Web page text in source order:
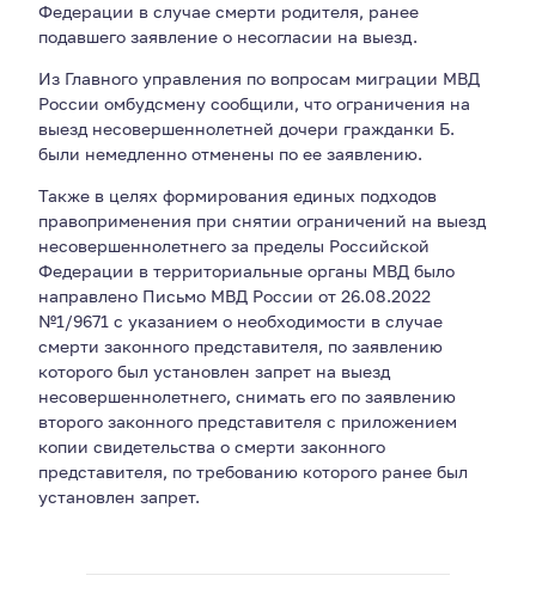
Федерации в случае смерти родителя, ранее
подавшего заявление о несогласии на выезд.
Из Главного управления по вопросам миграции МВД
России омбудсмену сообщили, что ограничения на
выезд несовершеннолетней дочери гражданки Б.
были немедленно отменены по ее заявлению.
Также в целях формирования единых подходов
правоприменения при снятии ограничений на выезд
несовершеннолетнего за пределы Российской
Федерации в территориальные органы МВД было
направлено Письмо МВД России от 26.08.2022
№1/9671 с указанием о необходимости в случае
смерти законного представителя, по заявлению
которого был установлен запрет на выезд
несовершеннолетнего, снимать его по заявлению
второго законного представителя с приложением
копии свидетельства о смерти законного
представителя, по требованию которого ранее был
установлен запрет.